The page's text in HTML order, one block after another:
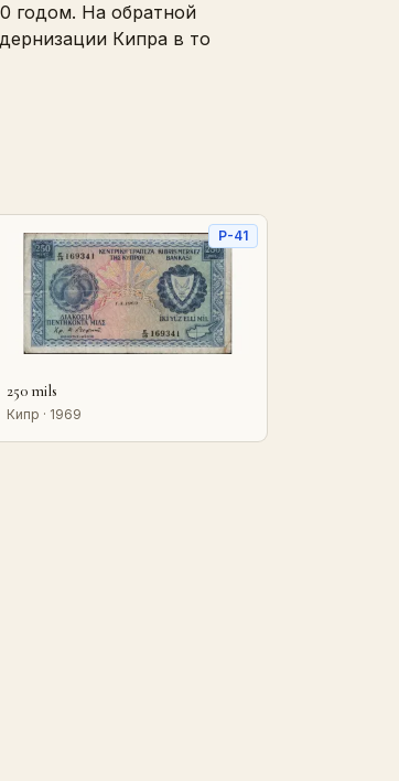
годом. На обратной
Кипра в то
P-41
250 mils
Кипр · 1969